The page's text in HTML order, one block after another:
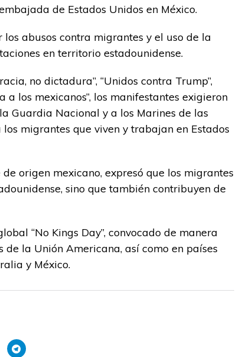
de Estados Unidos en México.
abusos contra migrantes y el uso de la
en territorio estadounidense.
no dictadura”, “Unidos contra Trump”,
a los mexicanos”, los manifestantes exigieron
Guardia Nacional y a los Marines de las
migrantes que viven y trabajan en Estados
origen mexicano, expresó que los migrantes
sino que también contribuyen de
“No Kings Day”, convocado de manera
la Unión Americana, así como en países
y México.